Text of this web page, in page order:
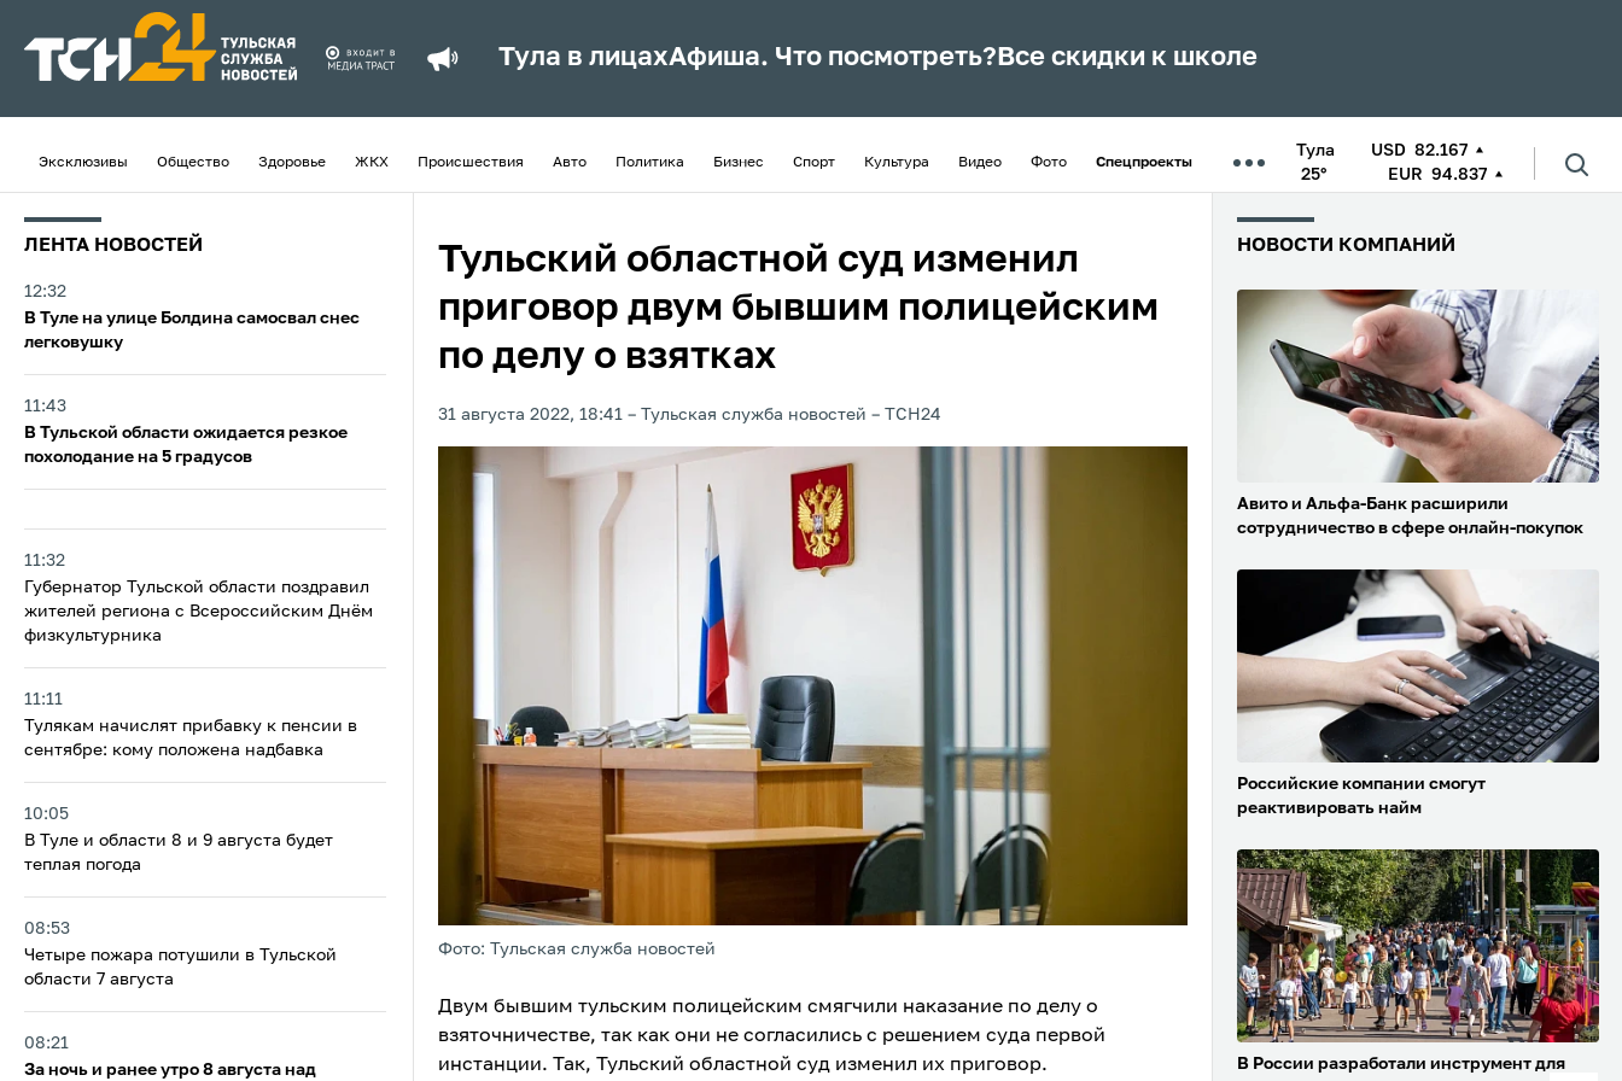
Тула в лицахАфиша. Что посмотреть? Все скидки к школе
Эксклюзивы Общество Здоровье ЖКХ Происшествия Авто Политика Бизнес Спорт Культура Видео Фото Спецпроекты
Тула
25°
USD 82.167
EUR 94.837
ЛЕНТА НОВОСТЕЙ
12:32
В Туле на улице Болдина самосвал снес
легковушку
11:43
В Тульской области ожидается резкое
похолодание на 5 градусов
11:32
Губернатор Тульской области поздравил
жителей региона с Всероссийским Днём
физкультурника
11:11
Тулякам начислят прибавку к пенсии в
сентябре: кому положена надбавка
10:05
В Туле и области 8 и 9 августа будет
теплая погода
08:53
Четыре пожара потушили в Тульской
области 7 августа
08:21
За ночь и ранее утро 8 августа над
Тульский областной суд изменил
приговор двум бывшим полицейским
по делу о взятках
31 августа 2022, 18:41 Тульская служба новостей ТСН24
Фото: Тульская служба новостей
Двум бывшим тульским полицейским смягчили наказание по делу о
взяточничестве, так как они не согласились с решением суда первой
инстанции. Так, Тульский областной суд изменил их приговор.
НОВОСТИ КОМПАНИЙ
Авито и Альфа-Банк расширили
сотрудничество в сфере онлайн-покупок
Российские компании смогут
реактивировать найм
В России разработали инструмент для